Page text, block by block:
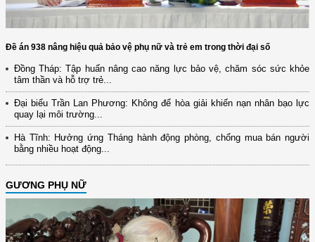
Đề án 938 nâng hiệu quả bảo vệ phụ nữ và trẻ em trong thời đại số
Đồng Tháp: Tập huấn nâng cao năng lực bảo vệ, chăm sóc sức khỏe
tâm thần và hỗ trợ trẻ...
Đại biểu Trần Lan Phương: Không để hòa giải khiến nạn nhân bạo lực
quay lại môi trường...
Hà Tĩnh: Hưởng ứng Tháng hành động phòng, chống mua bán người
bằng nhiều hoạt động...
GƯƠNG PHỤ NỮ